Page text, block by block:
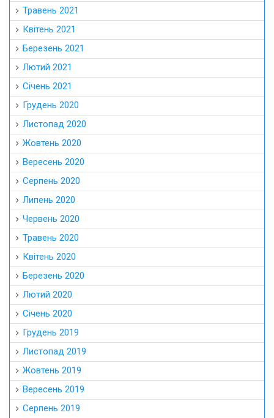
Травень 2021
Квітень 2021
Березень 2021
Лютий 2021
Січень 2021
Грудень 2020
Листопад 2020
Жовтень 2020
Вересень 2020
Серпень 2020
Липень 2020
Червень 2020
Травень 2020
Квітень 2020
Березень 2020
Лютий 2020
Січень 2020
Грудень 2019
Листопад 2019
Жовтень 2019
Вересень 2019
Серпень 2019